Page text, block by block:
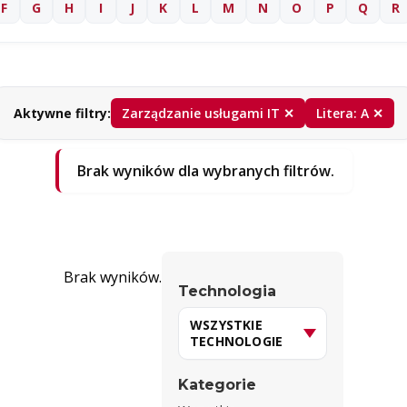
F G H I J K L M N O P Q R
Aktywne filtry: Zarządzanie usługami IT ✕ Litera: A ✕
Brak wyników dla wybranych filtrów.
Brak wyników.
Technologia
Kategorie